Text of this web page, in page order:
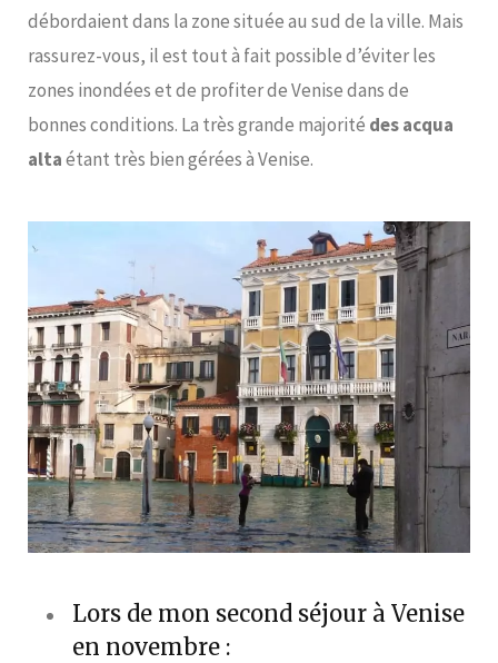
débordaient dans la zone située au sud de la ville. Mais
rassurez-vous, il est tout à fait possible d’éviter les
zones inondées et de profiter de Venise dans de
bonnes conditions. La très grande majorité des acqua
altaétant très bien gérées à Venise.
Lors de mon second séjour à Venise
en novembre :